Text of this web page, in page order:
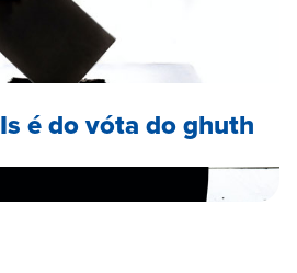
Is é do vóta do ghuth